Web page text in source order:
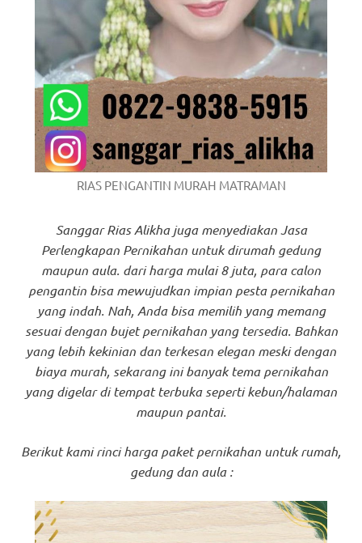
RIAS PENGANTIN MURAH MATRAMAN
Sanggar Rias Alikha juga menyediakan Jasa
Perlengkapan Pernikahan untuk dirumah gedung
maupun aula. dari harga mulai 8 juta, para calon
pengantin bisa mewujudkan impian pesta pernikahan
yang indah. Nah, Anda bisa memilih yang memang
sesuai dengan bujet pernikahan yang tersedia. Bahkan
yang lebih kekinian dan terkesan elegan meski dengan
biaya murah, sekarang ini banyak tema pernikahan
yang digelar di tempat terbuka seperti kebun/halaman
maupun pantai.
Berikut kami rinci harga paket pernikahan untuk rumah,
gedung dan aula :